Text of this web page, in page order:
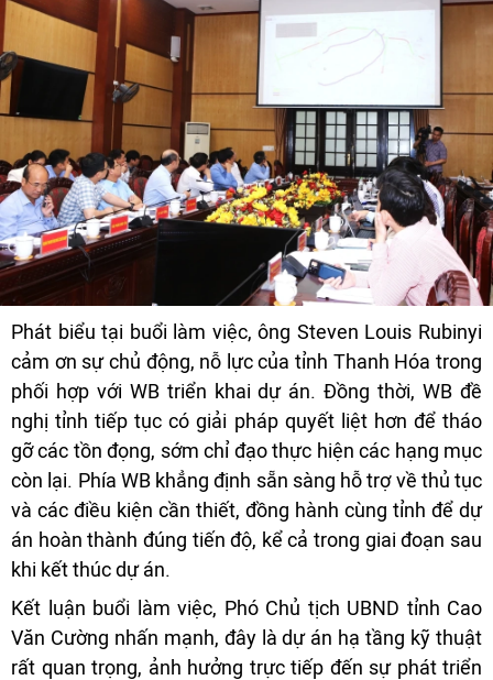
Phát biểu tại buổi làm việc, ông Steven Louis Rubinyi
cảm ơn sự chủ động, nỗ lực của tỉnh Thanh Hóa trong
phối hợp với WB triển khai dự án. Đồng thời, WB đề
nghị tỉnh tiếp tục có giải pháp quyết liệt hơn để tháo
gỡ các tồn đọng, sớm chỉ đạo thực hiện các hạng mục
còn lại. Phía WB khẳng định sẵn sàng hỗ trợ về thủ tục
và các điều kiện cần thiết, đồng hành cùng tỉnh để dự
án hoàn thành đúng tiến độ, kể cả trong giai đoạn sau
khi kết thúc dự án.
Kết luận buổi làm việc, Phó Chủ tịch UBND tỉnh Cao
Văn Cường nhấn mạnh, đây là dự án hạ tầng kỹ thuật
rất quan trọng, ảnh hưởng trực tiếp đến sự phát triển